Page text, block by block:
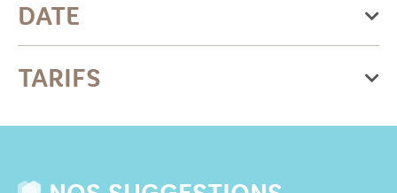
DATE
TARIFS
Tarif